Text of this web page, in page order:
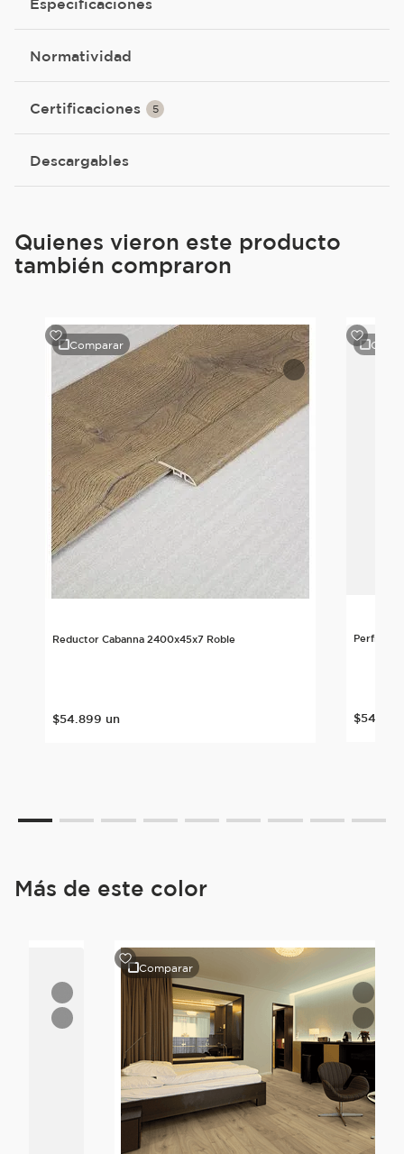
Normatividad
Certificaciones 5
Descargables
Quienes vieron este producto
también compraron
Comparar
Reductor Cabanna 2400x45x7 Roble
$54.899 un
Perfil T
$54
Más de este color
Comparar